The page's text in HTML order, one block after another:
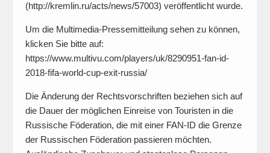
(http://kremlin.ru/acts/news/57003) veröffentlicht wurde.
Um die Multimedia-Pressemitteilung sehen zu können,
klicken Sie bitte auf:
https://www.multivu.com/players/uk/8290951-fan-id-
2018-fifa-world-cup-exit-russia/
Die Änderung der Rechtsvorschriften beziehen sich auf
die Dauer der möglichen Einreise von Touristen in die
Russische Föderation, die mit einer FAN-ID die Grenze
der Russischen Föderation passieren möchten.